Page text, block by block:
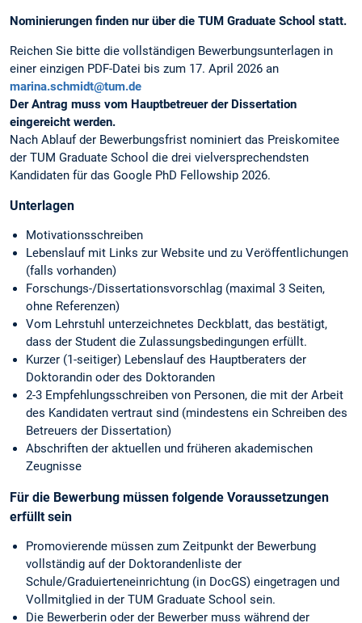
Nominierungen finden nur über die TUM Graduate School statt.
Reichen Sie bitte die vollständigen Bewerbungsunterlagen in
einer einzigen PDF-Datei bis zum 17. April 2026 an
marina.schmidt@tum.de
Der Antrag muss vom Hauptbetreuer der Dissertation
eingereicht werden.
Nach Ablauf der Bewerbungsfrist nominiert das Preiskomitee
der TUM Graduate School die drei vielversprechendsten
Kandidaten für das Google PhD Fellowship 2026.
Unterlagen
Motivationsschreiben
Lebenslauf mit Links zur Website und zu Veröffentlichungen
(falls vorhanden)
Forschungs-/Dissertationsvorschlag (maximal 3 Seiten,
ohne Referenzen)
Vom Lehrstuhl unterzeichnetes Deckblatt, das bestätigt,
dass der Student die Zulassungsbedingungen erfüllt.
Kurzer (1-seitiger) Lebenslauf des Hauptberaters der
Doktorandin oder des Doktoranden
2-3 Empfehlungsschreiben von Personen, die mit der Arbeit
des Kandidaten vertraut sind (mindestens ein Schreiben des
Betreuers der Dissertation)
Abschriften der aktuellen und früheren akademischen
Zeugnisse
Für die Bewerbung müssen folgende Voraussetzungen
erfüllt sein
Promovierende müssen zum Zeitpunkt der Bewerbung
vollständig auf der Doktorandenliste der
Schule/Graduierteneinrichtung (in DocGS) eingetragen und
Vollmitglied in der TUM Graduate School sein.
Die Bewerberin oder der Bewerber muss während der